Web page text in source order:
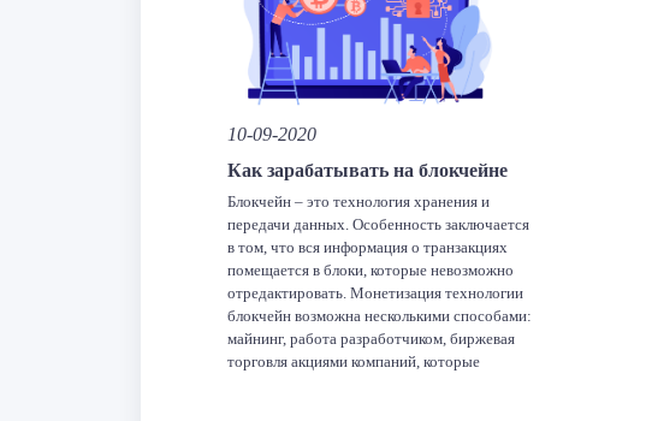
Facebook
Twitter
LinkedIn
VKTelegram
Отправить
10-09-2020
Как зарабатывать на блокчейне
Блокчейн – это технология хранения и
передачи данных. Особенность заключается
в том, что вся информация о транзакциях
помещается в блоки, которые невозможно
отредактировать. Монетизация технологии
блокчейн возможна несколькими способами:
майнинг, работа разработчиком, биржевая
торговля акциями компаний, которые